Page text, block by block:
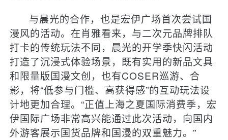
与晨光的合作，也是宏伊广场首次尝试国
漫风的活动。在肖雅看来，与二次元品牌排队
打卡的传统玩法不同，晨光的开学季快闪活动
打造了沉浸式体验场景，既有实用的新品文具
和限量版国漫文创，也有COSER巡游、合
影，将“低参与门槛、高获得感”的互动玩法设
计地更加合理。“正值上海之夏国际消费季，宏
伊国际广场非常高兴能通过此次活动，向国内
外游客展示国货品牌和国漫的双重魅力。”